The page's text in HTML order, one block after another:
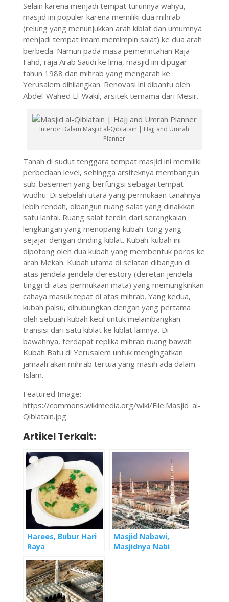
Selain karena menjadi tempat turunnya wahyu,
masjid ini populer karena memiliki dua mihrab
(relung yang menunjukkan arah kiblat dan umumnya
menjadi tempat imam memimpin salat) ke dua arah
berbeda. Namun pada masa pemerintahan Raja
Fahd, raja Arab Saudi ke lima, masjid ini dipugar
tahun 1988 dan mihrab yang mengarah ke
Yerusalem dihilangkan. Renovasi ini dibantu oleh
Abdel-Wahed El-Wakil, arsitek ternama dari Mesir.
Interior Dalam Masjid al-Qiblatain | Hajj and Umrah
Planner
Tanah di sudut tenggara tempat masjid ini memiliki
perbedaan level, sehingga arsiteknya membangun
sub-basemen yang berfungsi sebagai tempat
wudhu. Di sebelah utara yang permukaan tanahnya
lebih rendah, dibangun ruang salat yang dinaikkan
satu lantai. Ruang salat terdiri dari serangkaian
lengkungan yang menopang kubah-tong yang
sejajar dengan dinding kiblat. Kubah-kubah ini
dipotong oleh dua kubah yang membentuk poros ke
arah Mekah. Kubah utama di selatan dibangun di
atas jendela jendela clerestory (deretan jendela
tinggi di atas permukaan mata) yang memungkinkan
cahaya masuk tepat di atas mihrab. Yang kedua,
kubah palsu, dihubungkan dengan yang pertama
oleh sebuah kubah kecil untuk melambangkan
transisi dari satu kiblat ke kiblat lainnya. Di
bawahnya, terdapat replika mihrab ruang bawah
Kubah Batu di Yerusalem untuk mengingatkan
jamaah akan mihrab tertua yang masih ada dalam
Islam.
Featured Image:
https://commons.wikimedia.org/wiki/File:Masjid_al-
Qiblatain.jpg
Artikel Terkait:
Harees, Bubur Hari
Raya
Masjid Nabawi,
Masjidnya Nabi